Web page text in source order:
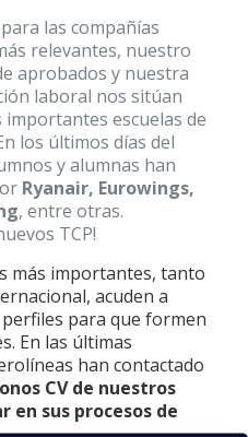
las compañías
relevantes, nuestro
aprobados y nuestra
laboral nos sitúan
importantes escuelas de
los últimos días del
y alumnas han
Ryanair, Eurowings,
, entre otras.
TCP!
más importantes, tanto
acuden a
para que formen
En las últimas
han contactado
CV de nuestros
en sus procesos de